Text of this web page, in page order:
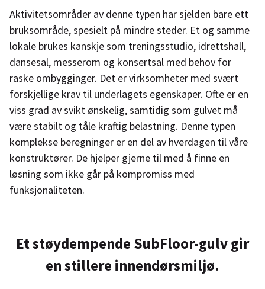
Aktivitetsområder av denne typen har sjelden bare ett
bruksområde, spesielt på mindre steder. Et og samme
lokale brukes kanskje som treningsstudio, idrettshall,
dansesal, messerom og konsertsal med behov for
raske ombygginger. Det er virksomheter med svært
forskjellige krav til underlagets egenskaper. Ofte er en
viss grad av svikt ønskelig, samtidig som gulvet må
være stabilt og tåle kraftig belastning. Denne typen
komplekse beregninger er en del av hverdagen til våre
konstruktører. De hjelper gjerne til med å finne en
løsning som ikke går på kompromiss med
funksjonaliteten.
Et støydempende SubFloor-gulv gir
en stillere innendørsmiljø.